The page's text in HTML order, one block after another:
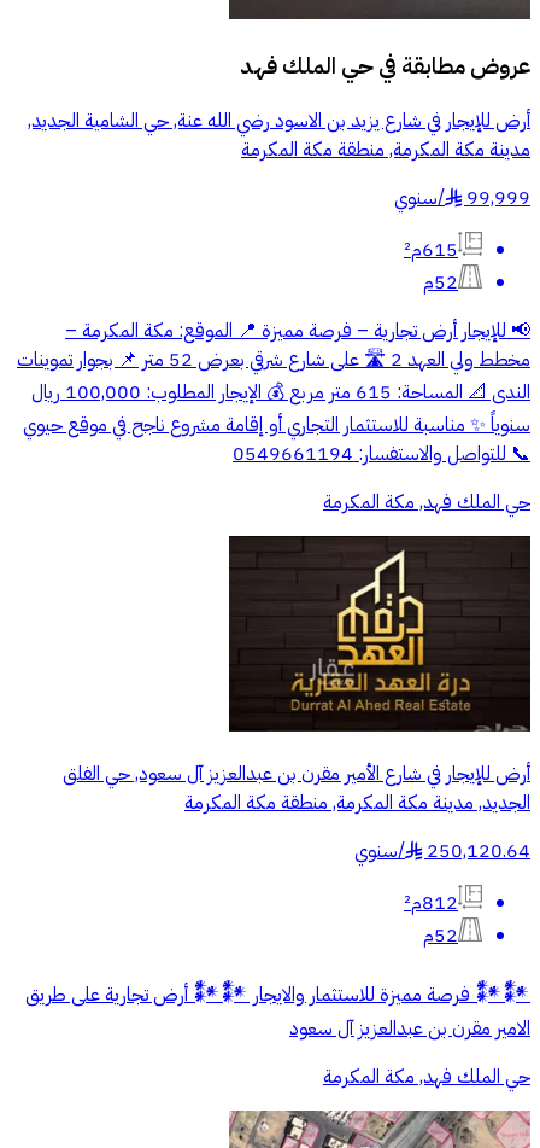
عروض مطابقة فيحي الملك فهد
أرض للإيجار في شارع يزيد بن الاسود رضي الله عنة, حي الشامية الجديد,
مدينة مكة المكرمة, منطقة مكة المكرمة
99,999
§
/سنوي
615م²
52م
📢 للإيجار أرض تجارية – فرصة مميزة 📍 الموقع: مكة المكرمة –
مخطط ولي العهد 2 🛣️ على شارع شرقي بعرض 52 متر 📌 بجوار تموينات
الندى 📐 المساحة: 615 متر مربع 💰 الإيجار المطلوب: 100,000 ريال
سنوياً ✨ مناسبة للاستثمار التجاري أو إقامة مشروع ناجح في موقع حيوي
📞 للتواصل والاستفسار: 0549661194
حي الملك فهد, مكة المكرمة
أرض للإيجار في شارع الأمير مقرن بن عبدالعزيز آل سعود, حي الفلق
الجديد, مدينة مكة المكرمة, منطقة مكة المكرمة
250,120.64
§
/سنوي
812م²
52م
𒀯𒀯 فرصة مميزة للاستثمار والايجار 𒀯𒀯 أرض تجارية على طريق
الامير مقرن بن عبدالعزيز آل سعود
حي الملك فهد, مكة المكرمة